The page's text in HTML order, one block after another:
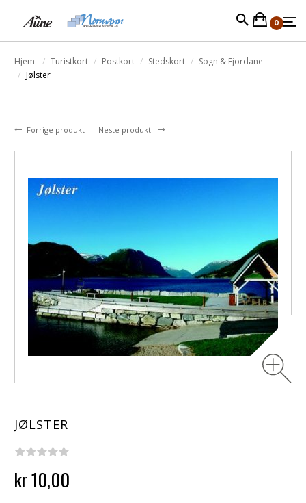
0
Hjem Turistkort Postkort Stedskort
Sogn & Fjordane
Jølster
Forrige produkt Neste produkt
JØLSTER
kr 10,00